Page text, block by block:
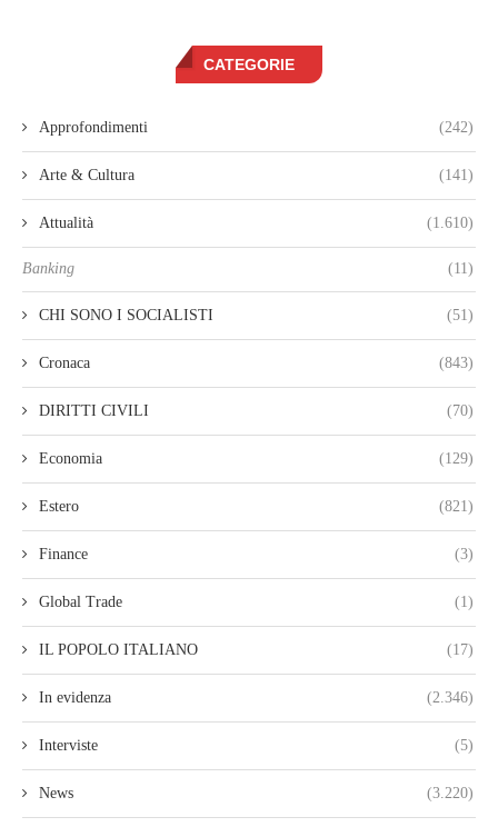
CATEGORIE
Approfondimenti (242)
Arte & Cultura (141)
Attualità (1.610)
Banking (11)
CHI SONO I SOCIALISTI (51)
Cronaca (843)
DIRITTI CIVILI (70)
Economia (129)
Estero (821)
Finance (3)
Global Trade (1)
IL POPOLO ITALIANO (17)
In evidenza (2.346)
Interviste (5)
News (3.220)